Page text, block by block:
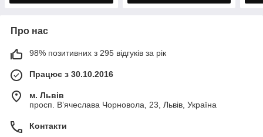
Про нас
98% позитивних з 295 відгуків за рік
Працює з 30.10.2016
м. Львів
просп. В’ячеслава Чорновола, 23, Львів, Україна
Контакти